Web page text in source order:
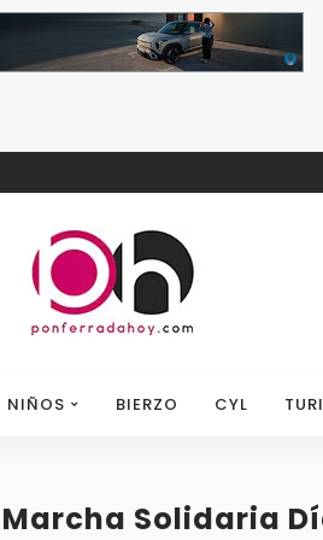
NIÑOS BIERZO CYL
Solidaria